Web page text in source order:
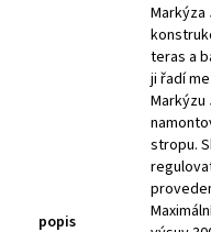
popis
Markýza
teras a
ji řadí
Markýzu
stropu.